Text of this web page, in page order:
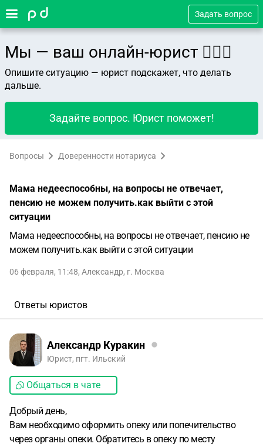
Задать вопрос
Мы — ваш онлайн-юрист 👨🏻‍⚖️
Опишите ситуацию — юрист подскажет, что делать
дальше.
Задайте вопрос. Юрист поможет!
Вопросы Доверенности нотариуса
Мама недееспособны, на вопросы не отвечает,
пенсию не можем получить.как выйти с этой
ситуации
Мама недееспособны, на вопросы не отвечает, пенсию не
можем получить.как выйти с этой ситуации
06 февраля, 11:48, Александр, г. Москва
Ответы юристов
Александр Куракин
Юрист, пгт. Ильский
Общаться в чате
Добрый день,
Вам необходимо оформить опеку или попечительство
через органы опеки. Обратитесь в опеку по месту